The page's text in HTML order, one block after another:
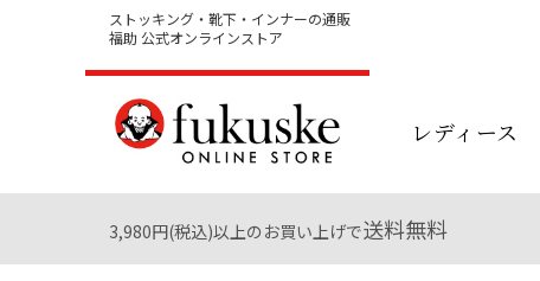
ストッキング・靴下・インナーの通販
福助 公式オンラインストア
レディース
3,980円(税込)以上のお買い上げで送料無料